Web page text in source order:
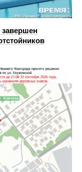
завершен